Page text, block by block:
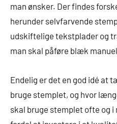
man ønsker. Der findes
herunder selvfarvende
udskiftelige tekstplader og
man skal påføre blæk
Endelig er det en god idé at
bruge stemplet, og hvor
skal bruge stemplet ofte og